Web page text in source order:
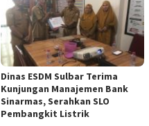
Dinas ESDM Sulbar Terima
Kunjungan Manajemen Bank
Sinarmas, Serahkan SLO
Pembangkit Listrik